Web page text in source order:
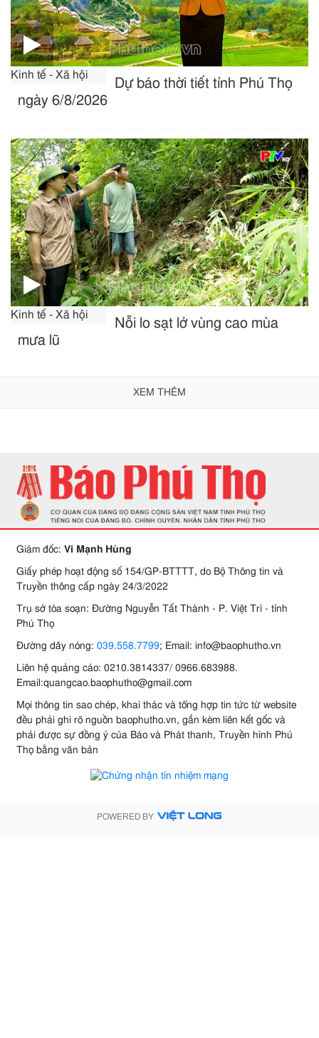
Kinh tế - Xã hội
Dự báo thời tiết tỉnh Phú Thọ
ngày 6/8/2026
Kinh tế - Xã hội
Nỗi lo sạt lở vùng cao mùa
mưa lũ
XEM THÊM
Giám đốc: Vi Mạnh Hùng
Giấy phép hoạt động số 154/GP-BTTTT, do Bộ Thông tin và
Truyền thông cấp ngày 24/3/2022
Trụ sở tòa soạn: Đường Nguyễn Tất Thành - P. Việt Trì - tỉnh
Phú Thọ
Đường dây nóng: 039.558.7799; Email: info@baophutho.vn
Liên hệ quảng cáo: 0210.3814337/ 0966.683988.
Email:quangcao.baophutho@gmail.com
Mọi thông tin sao chép, khai thác và tổng hợp tin tức từ website
đều phải ghi rõ nguồn baophutho.vn, gắn kèm liên kết gốc và
phải được sự đồng ý của Báo và Phát thanh, Truyền hình Phú
Thọ bằng văn bản
POWERED BY